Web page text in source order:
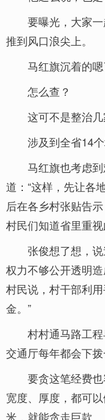
要曝光，大家
推到风口浪尖上。
马红旗沉着的
怎么查？
这可不是整治
涉及到全省14
马红旗也考虑
道：“这样，先让各
后在各乡村张贴告
村民们知道省里重
张俊想了想，
权力不够公开透明
村民说，村干部利
金。”
村村通马路工
交通厅每年都会下拨
要贪这笔经费
宽度、厚度，都可
米，就能贪走巨款。